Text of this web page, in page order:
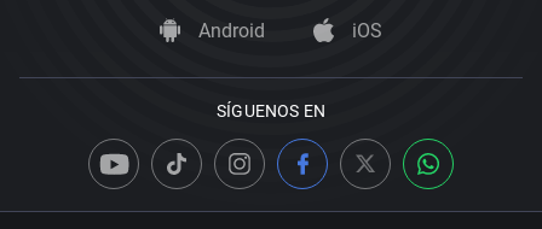
Android iOS
SÍGUENOS EN